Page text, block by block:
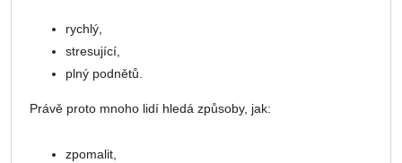
rychlý,
stresující,
plný podnětů.
Právě proto mnoho lidí hledá způsoby, jak:
zpomalit,